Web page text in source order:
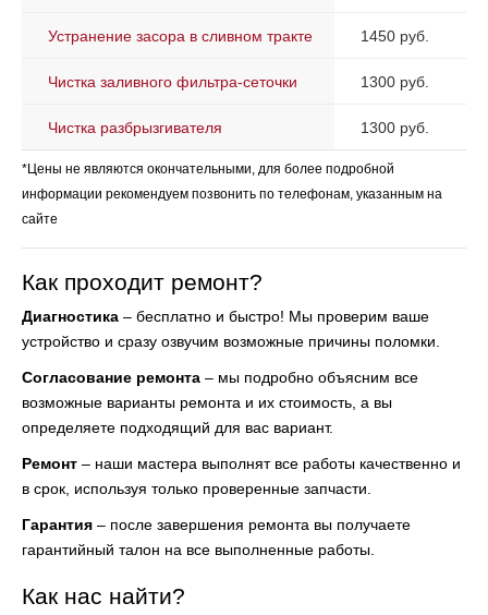
Устранение засора в сливном тракте 1450 руб.
Чистка заливного фильтра-сеточки 1300 руб.
Чистка разбрызгивателя 1300 руб.
*Цены не являются окончательными, для более подробной
информации рекомендуем позвонить по телефонам, указанным на
сайте
Как проходит ремонт?
Диагностика – бесплатно и быстро! Мы проверим ваше
устройство и сразу озвучим возможные причины поломки.
Согласование ремонта – мы подробно объясним все
возможные варианты ремонта и их стоимость, а вы
определяете подходящий для вас вариант.
Ремонт – наши мастера выполнят все работы качественно и
в срок, используя только проверенные запчасти.
Гарантия – после завершения ремонта вы получаете
гарантийный талон на все выполненные работы.
Как нас найти?